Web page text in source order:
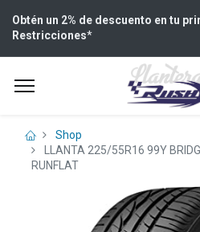
Obtén un 2% de descuento en tu
Restricciones*
Shop
LLANTA 225/55R16 99Y
RUNFLAT